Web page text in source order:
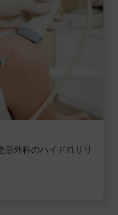
形外科のハイドロリリ